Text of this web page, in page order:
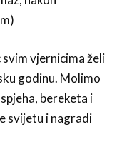
vjernicima želi
godinu. Molimo
bereketa i
svijetu i nagradi